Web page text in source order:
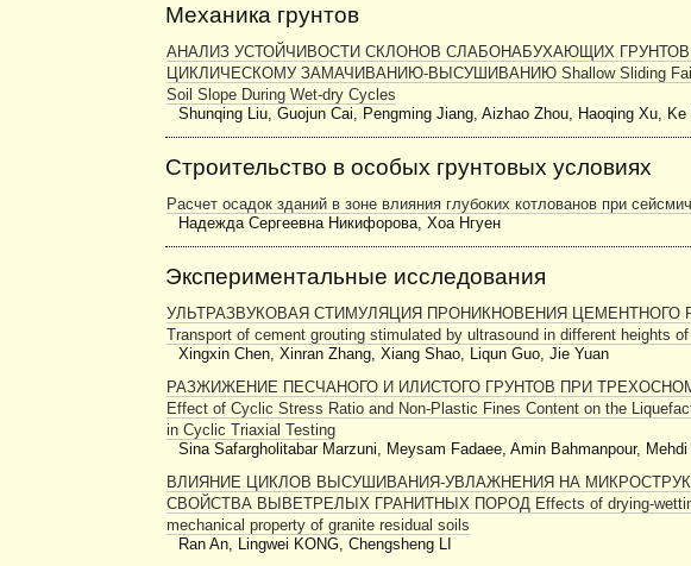
Механика грунтов
АНАЛИЗ УСТОЙЧИВОСТИ СКЛОНОВ СЛАБОНАБУХАЮЩИХ
ЦИКЛИЧЕСКОМУ ЗАМАЧИВАНИЮ-ВЫСУШИВАНИЮ Shallow Sliding
Soil Slope During Wet-dry Cycles
Shunqing Liu, Guojun Cai, Pengming Jiang, Aizhao Zhou, Haoqing Xu, Ke
Строительство в особых грунтовых условиях
Расчет осадок зданий в зоне влияния глубоких котлованов при
Надежда Сергеевна Никифорова, Хоа Нгуен
Экспериментальные исследования
УЛЬТРАЗВУКОВАЯ СТИМУЛЯЦИЯ ПРОНИКНОВЕНИЯ ЦЕМЕНТНОГО
Transport of cement grouting stimulated by ultrasound in different heights
Xingxin Chen, Xinran Zhang, Xiang Shao, Liqun Guo, Jie Yuan
РАЗЖИЖЕНИЕ ПЕСЧАНОГО И ИЛИСТОГО ГРУНТОВ ПРИ
Effect of Cyclic Stress Ratio and Non-Plastic Fines Content on the
in Cyclic Triaxial Testing
Sina Safargholitabar Marzuni, Meysam Fadaee, Amin Bahmanpour, Mehdi
ВЛИЯНИЕ ЦИКЛОВ ВЫСУШИВАНИЯ-УВЛАЖНЕНИЯ НА
СВОЙСТВА ВЫВЕТРЕЛЫХ ГРАНИТНЫХ ПОРОД Effects of drying-wetting
mechanical property of granite residual soils
Ran An, Lingwei KONG, Chengsheng LI